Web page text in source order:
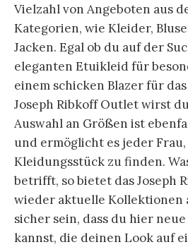
Vielzahl von Angeboten aus
Kategorien, wie Kleider,
Jacken. Egal ob du auf der
eleganten Etuikleid für
einem schicken Blazer für
Joseph Ribkoff Outlet wirst
Auswahl an Größen ist
und ermöglicht es jeder Frau,
Kleidungsstück zu finden.
betrifft, so bietet das Joseph
wieder aktuelle Kollektionen
sicher sein, dass du hier
kannst, die deinen Look auf